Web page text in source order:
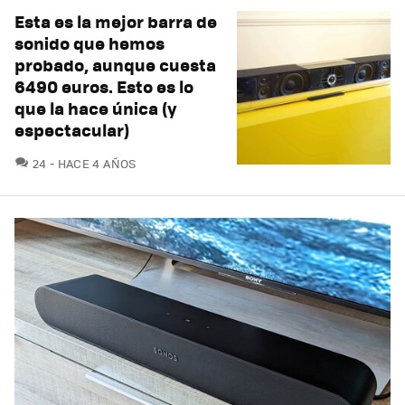
Esta es la mejor barra de
sonido que hemos
probado, aunque cuesta
6490 euros. Esto es lo
que la hace única (y
espectacular)
24 COMENTARIOS
HACE 4 AÑOS